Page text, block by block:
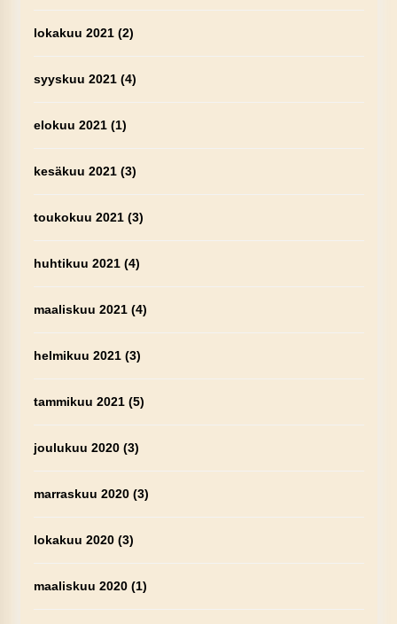
lokakuu 2021(2)
syyskuu 2021(4)
elokuu 2021(1)
kesäkuu 2021(3)
toukokuu 2021(3)
huhtikuu 2021(4)
maaliskuu 2021(4)
helmikuu 2021(3)
tammikuu 2021(5)
joulukuu 2020(3)
marraskuu 2020(3)
lokakuu 2020(3)
maaliskuu 2020(1)